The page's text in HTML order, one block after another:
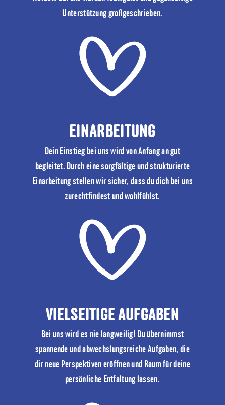
Unterstützung großgeschrieben.
EINARBEITUNG
Dein Einstieg bei uns wird von Anfang an gut
begleitet. Durch eine sorgfältige und strukturierte
Einarbeitung stellen wir sicher, dass du dich bei uns
zurechtfindest und wohlfühlst.
VIELSEITIGE AUFGABEN
Bei uns wird es nie langweilig! Du übernimmst
spannende und abwechslungsreiche Aufgaben, die
dir neue Perspektiven eröffnen und Raum für deine
persönliche Entfaltung lassen.